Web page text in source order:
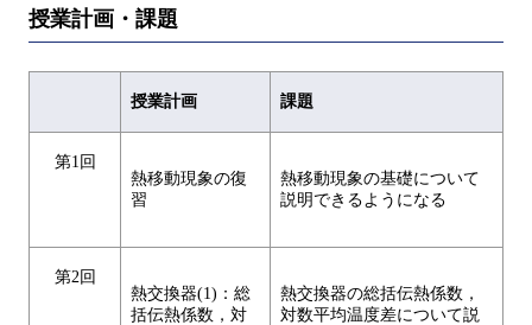
授業計画・課題
授業計画 課題
第1回
熱移動現象の復
習
熱移動現象の基礎について
説明できるようになる
第2回
熱交換器(1)：総
括伝熱係数，対
熱交換器の総括伝熱係数，
対数平均温度差について説